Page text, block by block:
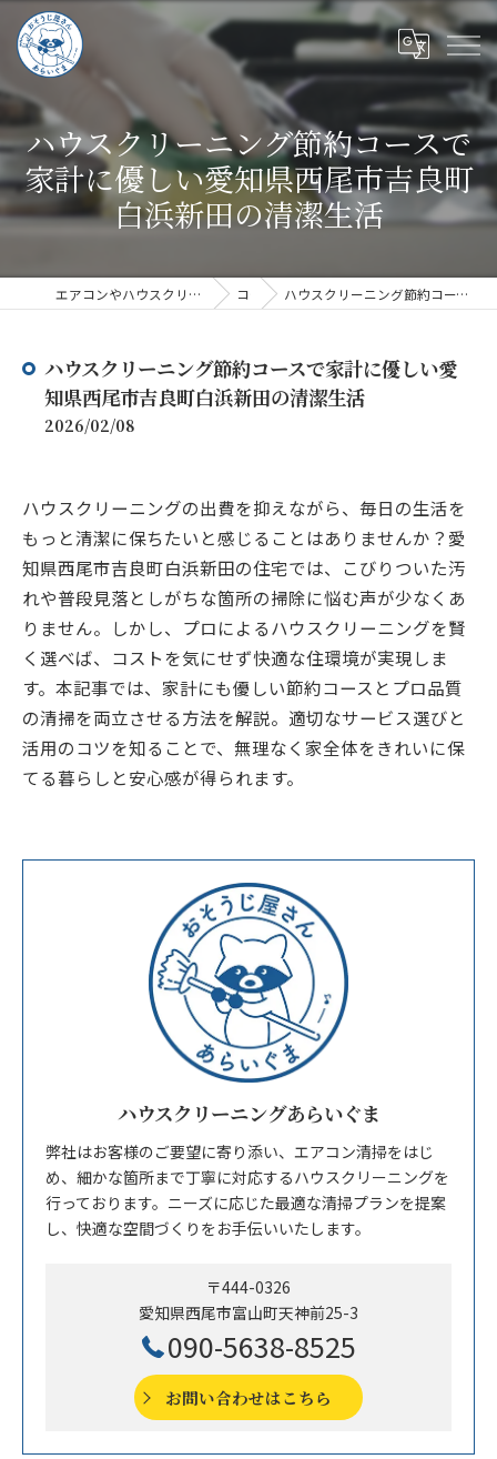
ハウスクリーニング節約コースで
家計に優しい愛知県西尾市吉良町
白浜新田の清潔生活
エアコンやハウスクリーニングならハウスクリーニングあらいぐま コラム ハウスクリーニング節約コースで家計に優しい愛知県西尾市吉良町白浜新田の清潔生活
ハウスクリーニング節約コースで家計に優しい愛
知県西尾市吉良町白浜新田の清潔生活
2026/02/08
ハウスクリーニングの出費を抑えながら、毎日の生活を
もっと清潔に保ちたいと感じることはありませんか？愛
知県西尾市吉良町白浜新田の住宅では、こびりついた汚
れや普段見落としがちな箇所の掃除に悩む声が少なくあ
りません。しかし、プロによるハウスクリーニングを賢
く選べば、コストを気にせず快適な住環境が実現しま
す。本記事では、家計にも優しい節約コースとプロ品質
の清掃を両立させる方法を解説。適切なサービス選びと
活用のコツを知ることで、無理なく家全体をきれいに保
てる暮らしと安心感が得られます。
ハウスクリーニングあらいぐま
弊社はお客様のご要望に寄り添い、エアコン清掃をはじ
め、細かな箇所まで丁寧に対応するハウスクリーニングを
行っております。ニーズに応じた最適な清掃プランを提案
し、快適な空間づくりをお手伝いいたします。
〒444-0326
愛知県西尾市富山町天神前25-3
090-5638-8525
お問い合わせはこちら